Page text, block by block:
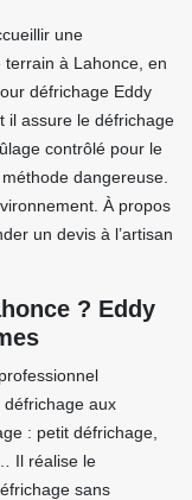
une
à Lahonce, en
défrichage Eddy
il assure le défrichage
contrôlé pour le
dangereuse.
À propos
un devis à l’artisan
? Eddy
aux
: petit défrichage,
Il réalise le
sans